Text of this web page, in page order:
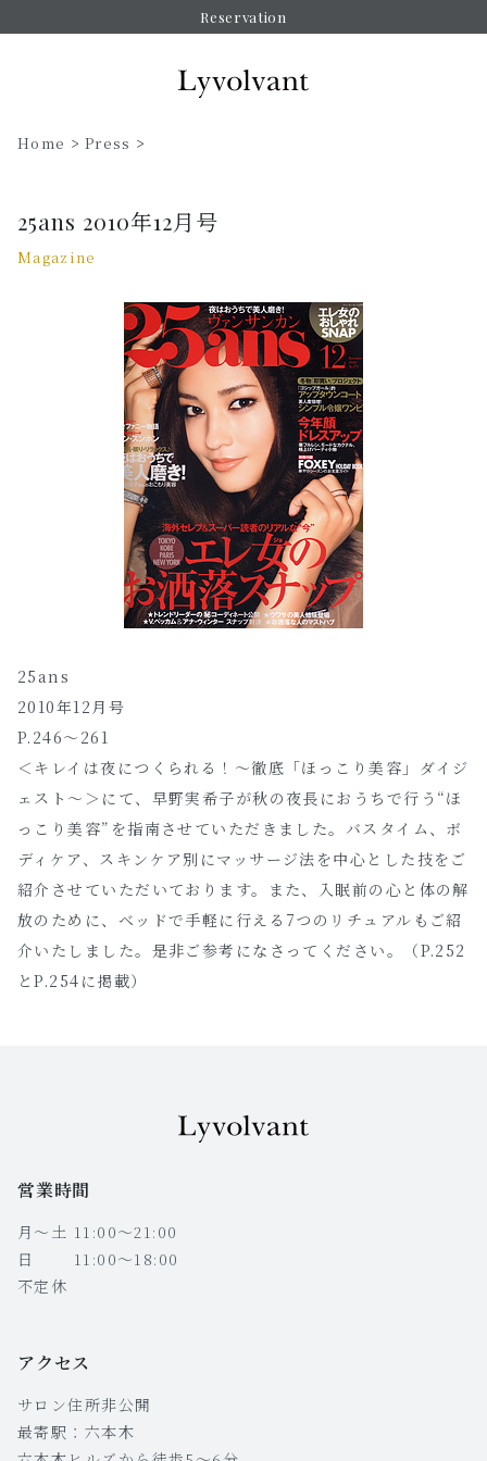
Reservation
Home >Press >
25ans 2010年12月号
Magazine
25ans
2010年12月号
P.246～261
＜キレイは夜につくられる！～徹底「ほっこり美容」ダイジ
ェスト～＞にて、早野実希子が秋の夜長におうちで行う“ほ
っこり美容”を指南させていただきました。バスタイム、ボ
ディケア、スキンケア別にマッサージ法を中心とした技をご
紹介させていただいております。また、入眠前の心と体の解
放のために、ベッドで手軽に行える7つのリチュアルもご紹
介いたしました。是非ご参考になさってください。（P.252
とP.254に掲載）
営業時間
月〜土 11:00〜21:00
日 11:00〜18:00
不定休
アクセス
サロン住所非公開
最寄駅：六本木